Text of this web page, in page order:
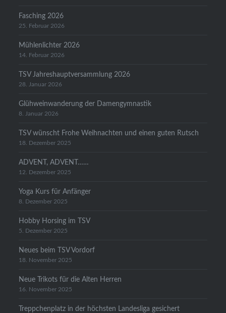
Fasching 2026
25. Februar 2026
Mühlenlichter 2026
14. Februar 2026
TSV Jahreshauptversammlung 2026
28. Januar 2026
Glühweinwanderung der Damengymnastik
8. Januar 2026
TSV wünscht Frohe Weihnachten und einen guten Rutsch
18. Dezember 2025
ADVENT, ADVENT……
12. Dezember 2025
Yoga Kurs für Anfänger
8. Dezember 2025
Hobby Horsing im TSV
5. Dezember 2025
Neues beim TSV Vordorf
18. November 2025
Neue Trikots für die Alten Herren
16. November 2025
Treppchenplatz in der höchsten Landesliga gesichert